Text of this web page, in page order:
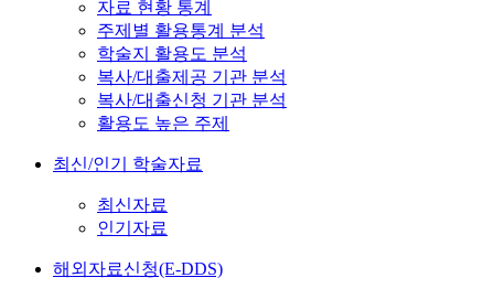
자료 현황 통계
주제별 활용통계 분석
학술지 활용도 분석
복사/대출제공 기관 분석
복사/대출신청 기관 분석
활용도 높은 주제
최신/인기 학술자료
최신자료
인기자료
해외자료신청(E-DDS)